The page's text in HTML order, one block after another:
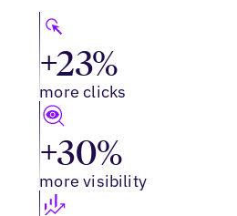
+23%
more clicks
+30%
more visibility